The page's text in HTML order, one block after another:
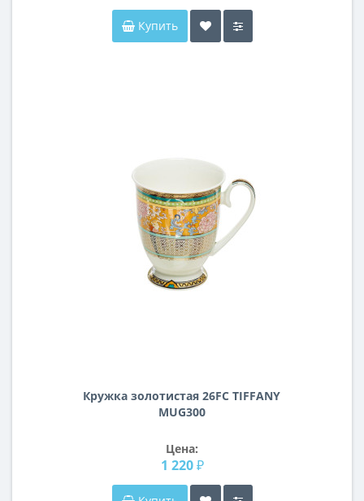
Купить
Кружка золотистая 26FC TIFFANY
MUG300
Цена:
1 220 ₽